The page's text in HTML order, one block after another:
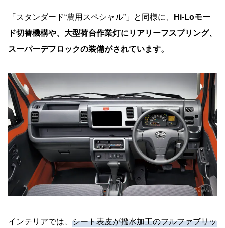
「スタンダード“農用スペシャル”」と同様に、
Hi-Loモー
ド切替機構や、大型荷台作業灯にリアリーフスプリング、
スーパーデフロックの装備がされています。
インテリアでは、 シート表皮が撥水加工のフルファブリッ